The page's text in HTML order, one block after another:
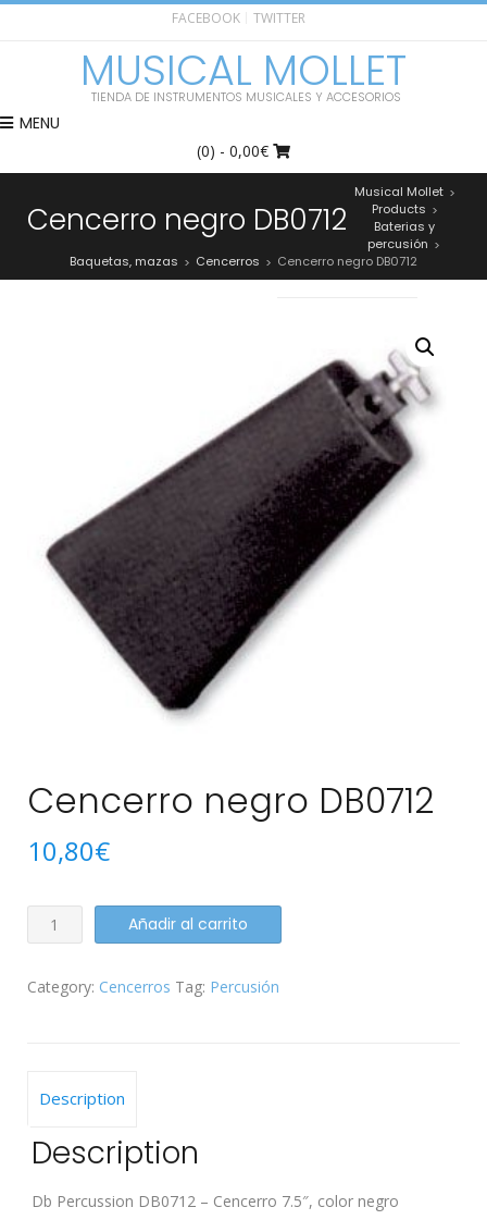
FACEBOOK TWITTER
MUSICAL MOLLET
TIENDA DE INSTRUMENTOS MUSICALES Y ACCESORIOS
MENU
(0) - 0,00€
Cencerro negro DB0712
Musical Mollet >
Products >
Baterias y
percusión >
Baquetas, mazas > Cencerros > Cencerro negro DB0712
Cencerro negro DB0712
10,80€
Cencerro
negro
quantity
Añadir al carrito
Category: Cencerros Tag: Percusión
Description
Description
Db Percussion DB0712 – Cencerro 7.5″, color negro